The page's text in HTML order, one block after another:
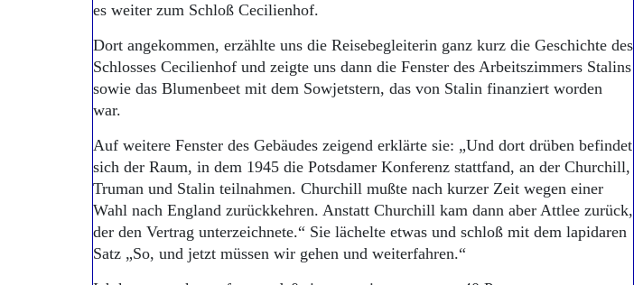
es weiter zum Schloß Cecilienhof.
Dort angekommen, erzählte uns die Reisebegleiterin ganz kurz die Geschichte des
Schlosses Cecilienhof und zeigte uns dann die Fenster des Arbeitszimmers Stalins
sowie das Blumenbeet mit dem Sowjetstern, das von Stalin finanziert worden
war.
Auf weitere Fenster des Gebäudes zeigend erklärte sie: „Und dort drüben befindet
sich der Raum, in dem 1945 die Potsdamer Konferenz stattfand, an der Churchill,
Truman und Stalin teilnahmen. Churchill mußte nach kurzer Zeit wegen einer
Wahl nach England zurückkehren. Anstatt Churchill kam dann aber Attlee zurück,
der den Vertrag unterzeichnete.“ Sie lächelte etwas und schloß mit dem lapidaren
Satz „So, und jetzt müssen wir gehen und weiterfahren.“